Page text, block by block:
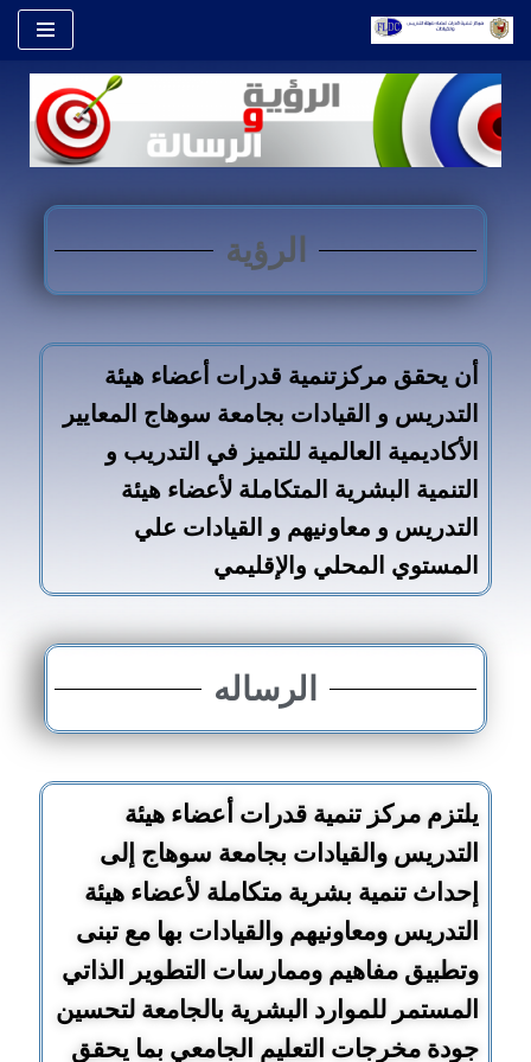
إلى
المحتوى
الرؤية
أن يحقق مركزتنمية قدرات أعضاء هيئة
التدريس و القيادات بجامعة سوهاج المعايير
الأكاديمية العالمية للتميز في التدريب و
التنمية البشرية المتكاملة لأعضاء هيئة
التدريس و معاونيهم و القيادات علي
المستوي المحلي والإقليمي
الرساله
يلتزم مركز تنمية قدرات أعضاء هيئة
التدريس والقيادات بجامعة سوهاج إلى
إحداث تنمية بشرية متكاملة لأعضاء هيئة
التدريس ومعاونيهم والقيادات بها مع تبنى
وتطبيق مفاهيم وممارسات التطوير الذاتي
المستمر للموارد البشرية بالجامعة لتحسين
جودة مخرجات التعليم الجامعي بما يحقق